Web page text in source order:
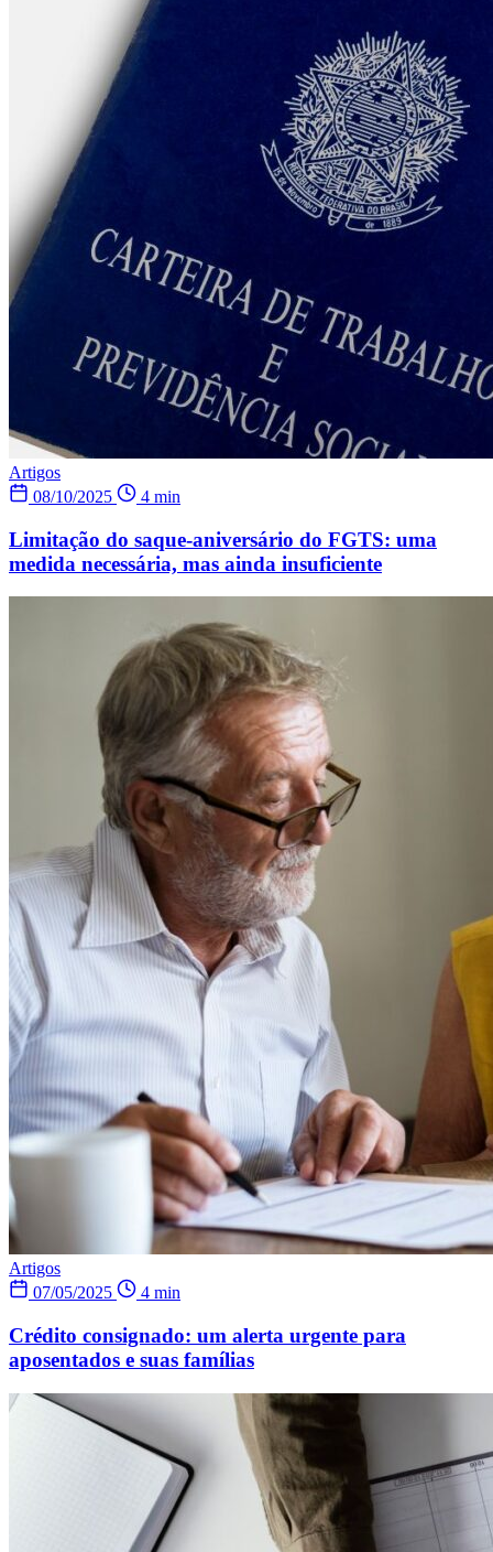
Artigos
08/10/2025
4 min
Limitação do saque-aniversário do FGTS: uma
medida necessária, mas ainda insuficiente
Artigos
07/05/2025
4 min
Crédito consignado: um alerta urgente para
aposentados e suas famílias